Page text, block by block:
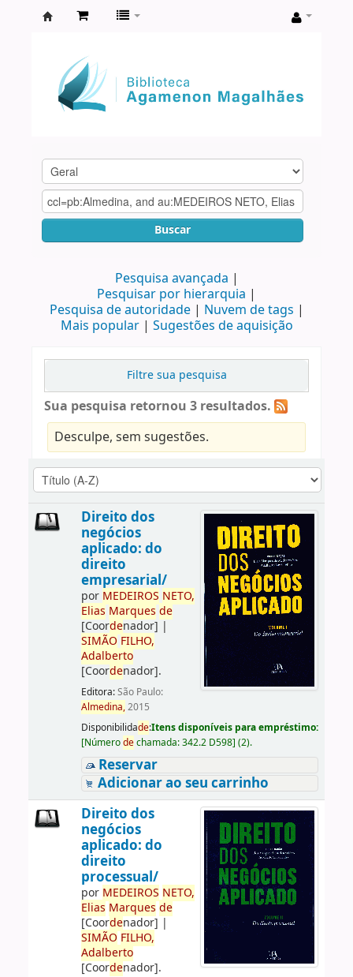
Agamenon
Magalhães
Buscar
Pesquisa avançada
Pesquisar por hierarquia
Pesquisa de autoridade
Nuvem de tags
Mais popular
Sugestões de aquisição
Filtre sua pesquisa
Sua pesquisa retornou 3 resultados.
Desculpe, sem sugestões.
Direito dos
negócios
aplicado: do
direito
empresarial/
por MEDEIROS NETO,
Elias Marques de
[Coordenador] |
SIMÃO FILHO,
Adalberto
[Coordenador].
Editora:São Paulo:
Almedina,2015
Disponibilidade:Itens disponíveis para empréstimo:
[Númerodechamada:342.2 D598] (2).
Reservar
Adicionar ao seu carrinho
Direito dos
negócios
aplicado: do
direito
processual/
por MEDEIROS NETO,
Elias Marques de
[Coordenador] |
SIMÃO FILHO,
Adalberto
[Coordenador].